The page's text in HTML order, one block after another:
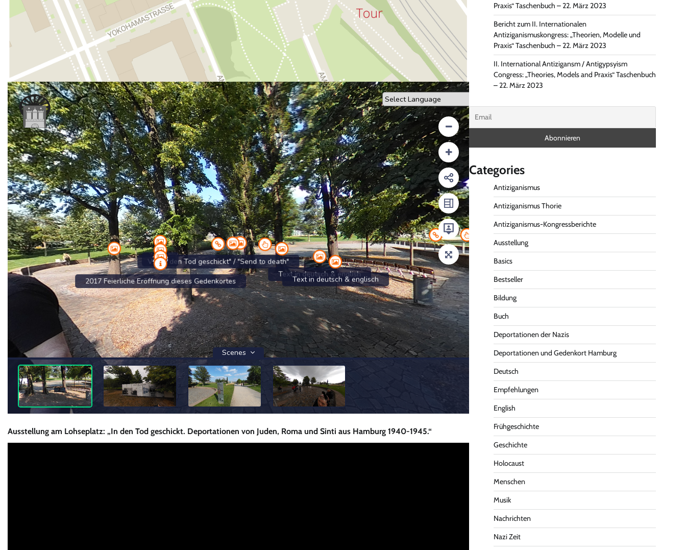
Ausstellung am Lohseplatz: „In den Tod geschickt. Deportationen von Juden, Roma und Sinti aus Hamburg 1940-1945.“
Praxis“ Taschenbuch – 22. März 2023
Bericht zum II. Internationalen
Antiziganismuskongress: „Theorien, Modelle und
Praxis“ Taschenbuch – 22. März 2023
II. International Antizigansm / Antigypsyism
Congress: „Theories, Models and Praxis“ Taschenbuch
– 22. März 2023
Categories
Antiziganismus
Antiziganismus Thorie
Antiziganismus-Kongressberichte
Ausstellung
Basics
Bestseller
Bildung
Buch
Deportationen der Nazis
Deportationen und Gedenkort Hamburg
Deutsch
Empfehlungen
English
Frühgeschichte
Geschichte
Holocaust
Menschen
Musik
Nachrichten
Nazi Zeit